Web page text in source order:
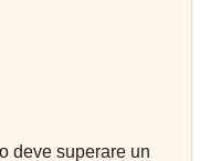
deve superare un